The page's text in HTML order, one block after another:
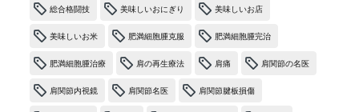
総合格闘技 美味しいおにぎり 美味しいお店
美味しいお米 肥満細胞腫克服 肥満細胞腫完治
肥満細胞腫治療 肩の再生療法 肩痛 肩関節の名医
肩関節内視鏡 肩関節名医 肩関節腱板損傷